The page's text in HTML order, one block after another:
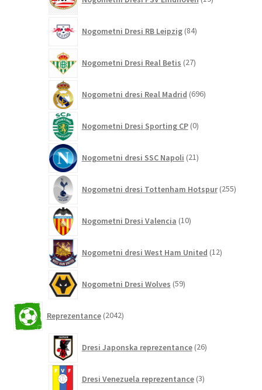
izdelkov
Nogometni Dresi RB Leipzig 84izdelkov
Nogometni Dresi Real Betis 27izdelkov
Nogometni dresi Real Madrid 696izdelkov
Nogometni Dresi Sporting CP 0izdelkov
Nogometni dresi SSC Napoli 21izdelkov
Nogometni dresi Tottenham Hotspur 255
Nogometni Dresi Valencia 10izdelkov
Nogometni dresi West Ham United 12izdelkov
Nogometni Dresi Wolves 59izdelkov
Reprezentance 2042izdelkov
Dresi Japonska reprezentance 26izdelkov
Dresi Venezuela reprezentance 3izdelki